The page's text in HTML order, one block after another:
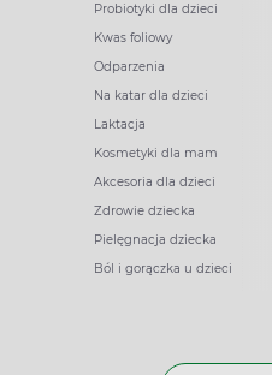
Probiotyki dla dzieci
Kwas foliowy
Odparzenia
Na katar dla dzieci
Laktacja
Kosmetyki dla mam
Akcesoria dla dzieci
Zdrowie dziecka
Pielęgnacja dziecka
Ból i gorączka u dzieci